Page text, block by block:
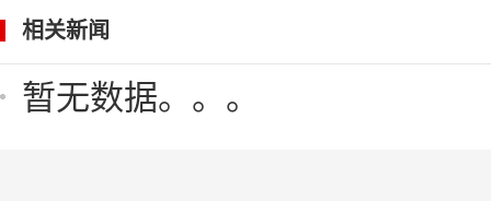
相关新闻
暂无数据。。。